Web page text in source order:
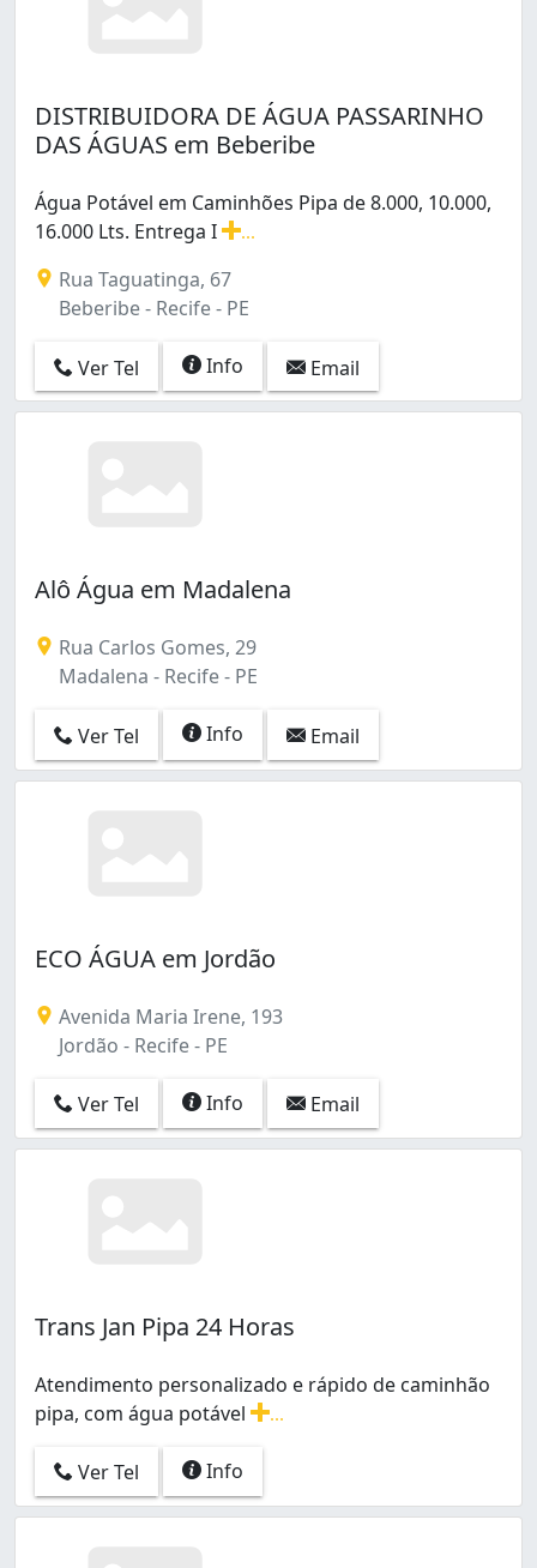
DISTRIBUIDORA DE ÁGUA PASSARINHO
DAS ÁGUAS em Beberibe
Água Potável em Caminhões Pipa de 8.000, 10.000,
16.000 Lts. Entrega I
Rua Taguatinga, 67
Beberibe - Recife - PE
Ver Tel Info Email
Alô Água em Madalena
Rua Carlos Gomes, 29
Madalena - Recife - PE
Ver Tel Info Email
ECO ÁGUA em Jordão
Avenida Maria Irene, 193
Jordão - Recife - PE
Ver Tel Info Email
Trans Jan Pipa 24 Horas
Atendimento personalizado e rápido de caminhão
pipa, com água potável
Ver Tel
Info